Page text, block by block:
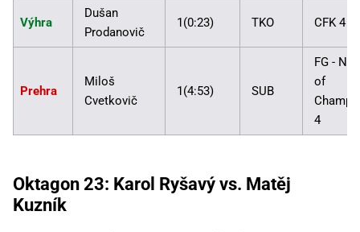
Výhra
Dušan
Prodanovič
1(0:23) TKO CFK 4
Prehra
Miloš
Cvetkovič
1(4:53) SUB
FG -
of
4
Oktagon 23: Karol Ryšavý vs. Matěj
Kuzník